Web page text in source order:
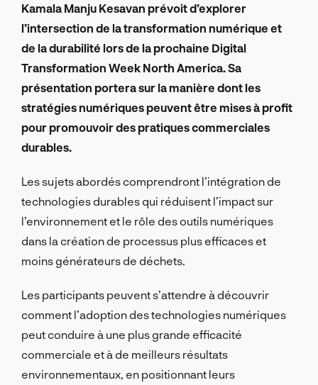
Kamala Manju Kesavan prévoit d’explorer
l’intersection de la transformation numérique et
de la durabilité lors de la prochaine Digital
Transformation Week North America. Sa
présentation portera sur la manière dont les
stratégies numériques peuvent être mises à profit
pour promouvoir des pratiques commerciales
durables.
Les sujets abordés comprendront l’intégration de
technologies durables qui réduisent l’impact sur
l’environnement et le rôle des outils numériques
dans la création de processus plus efficaces et
moins générateurs de déchets.
Les participants peuvent s’attendre à découvrir
comment l’adoption des technologies numériques
peut conduire à une plus grande efficacité
commerciale et à de meilleurs résultats
environnementaux, en positionnant leurs